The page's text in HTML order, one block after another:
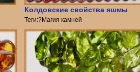
Колдовские свойства яшмы
Теги:?Магия камней